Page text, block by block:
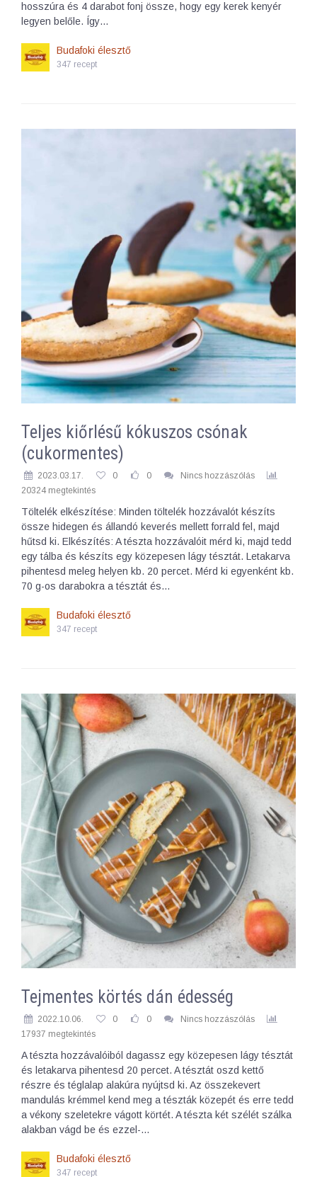
hosszúra és 4 darabot fonj össze, hogy egy kerek kenyér
legyen belőle. Így…
Budafoki élesztő
347 recept
Teljes kiőrlésű kókuszos csónak
(cukormentes)
2023.03.17. 0 0
Nincs hozzászólás
20324 megtekintés
Töltelék elkészítése: Minden töltelék hozzávalót készíts
össze hidegen és állandó keverés mellett forrald fel, majd
hűtsd ki. Elkészítés: A tészta hozzávalóit mérd ki, majd tedd
egy tálba és készíts egy közepesen lágy tésztát. Letakarva
pihentesd meleg helyen kb. 20 percet. Mérd ki egyenként kb.
70 g-os darabokra a tésztát és…
Budafoki élesztő
347 recept
Tejmentes körtés dán édesség
2022.10.06. 0 0
Nincs hozzászólás
17937 megtekintés
A tészta hozzávalóiból dagassz egy közepesen lágy tésztát
és letakarva pihentesd 20 percet. A tésztát oszd kettő
részre és téglalap alakúra nyújtsd ki. Az összekevert
mandulás krémmel kend meg a tészták közepét és erre tedd
a vékony szeletekre vágott körtét. A tészta két szélét szálka
alakban vágd be és ezzel-…
Budafoki élesztő
347 recept